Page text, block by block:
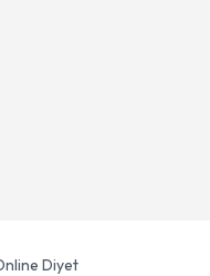
Diyet